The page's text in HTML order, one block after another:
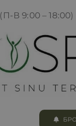
(П-В 9:00 – 18:00)